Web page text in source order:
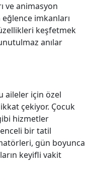
ve animasyon
imkanları
keşfetmek
anılar
aileler için özel
çekiyor. Çocuk
hizmetler
bir tatil
gün boyunca
keyifli vakit